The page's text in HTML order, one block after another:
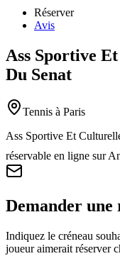
Réserver
Avis
Ass Sportive
Du Senat
Tennis à Paris
Ass Sportive Et
réservable en ligne sur
Demander une
Indiquez le créneau
joueur aimerait réserver